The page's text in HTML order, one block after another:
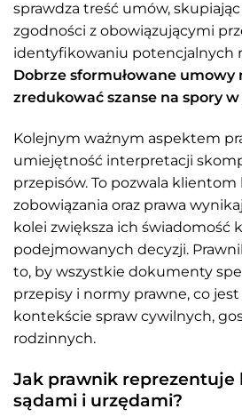
sprawdza treść umów,
zgodności z obowiązującymi
identyfikowaniu potencjalnych
Dobrze sformułowane umowy
zredukować szanse na spory w
Kolejnym ważnym aspektem
umiejętność interpretacji
przepisów. To pozwala
zobowiązania oraz prawa
kolei zwiększa ich świadomość
podejmowanych decyzji.
to, by wszystkie dokumenty
przepisy i normy prawne, co
kontekście spraw cywilnych,
rodzinnych.
Jak prawnik reprezentuje
sądami i urzędami?